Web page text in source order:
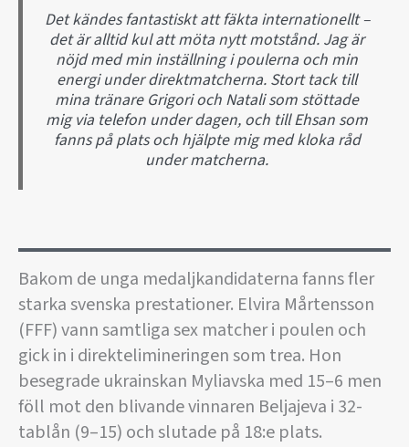
Det kändes fantastiskt att fäkta internationellt –
det är alltid kul att möta nytt motstånd. Jag är
nöjd med min inställning i poulerna och min
energi under direktmatcherna. Stort tack till
mina tränare Grigori och Natali som stöttade
mig via telefon under dagen, och till Ehsan som
fanns på plats och hjälpte mig med kloka råd
under matcherna.
Bakom de unga medaljkandidaterna fanns fler
starka svenska prestationer. Elvira Mårtensson
(FFF) vann samtliga sex matcher i poulen och
gick in i direktelimineringen som trea. Hon
besegrade ukrainskan Myliavska med 15–6 men
föll mot den blivande vinnaren Beljajeva i 32-
tablån (9–15) och slutade på 18:e plats.